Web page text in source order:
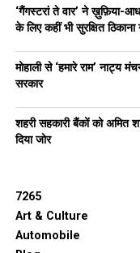
‘गैंगस्टरां ते वार’ ने ख़ुफ़िया-
के लिए कहीं भी सुरक्षित
मोहाली से ‘हमारे राम’ नाट्य
सरकार
शहरी सहकारी बैंकों को अमित
दिया जोर
7265
Art & Culture
Automobile